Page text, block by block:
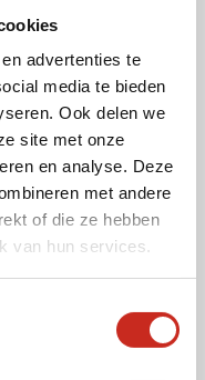
advertenties te
media te bieden
Ook delen we
site met onze
en analyse. Deze
met andere
of die ze hebben
van hun services.
van mijn e-mail
Dimsum